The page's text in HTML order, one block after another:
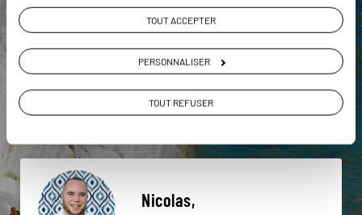
TOUT ACCEPTER
PERSONNALISER
TOUT REFUSER
Jardins de Boboli
Florence Galerie des Offices Palazzo Vecchio
Florence
Nicolas,